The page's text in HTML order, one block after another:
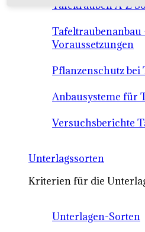
Tafeltrauben A-Z
Voraussetzungen
Pflanzenschutz bei
Anbausysteme für
Versuchsberichte
Unterlagssorten
Kriterien für die
Unterlagen-Sorten